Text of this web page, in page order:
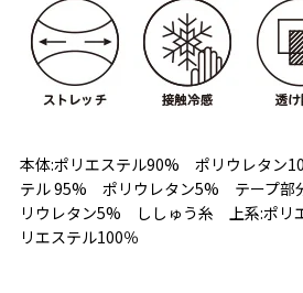
本体:ポリエステル90% ポリウレタン
テル 95% ポリウレタン5% テープ部
リウレタン5% ししゅう糸 上系:ポリ
リエステル100％